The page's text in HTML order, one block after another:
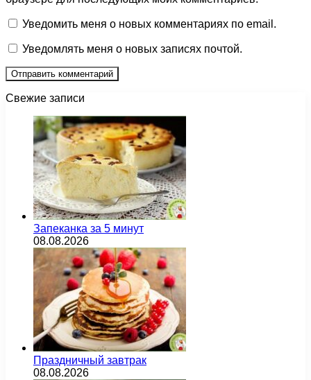
Уведомить меня о новых комментариях по email.
Уведомлять меня о новых записях почтой.
Свежие записи
Запеканка за 5 минут
08.08.2026
Праздничный завтрак
08.08.2026